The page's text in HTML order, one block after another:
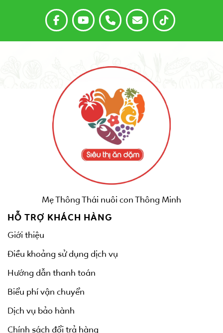
Mẹ Thông Thái nuôi con Thông Minh
HỖ TRỢ KHÁCH HÀNG
Giới thiệu
Điều khoảng sử dụng dịch vụ
Hướng dẫn thanh toán
Biểu phí vận chuyển
Dịch vụ bảo hành
Chính sách đổi trả hàng